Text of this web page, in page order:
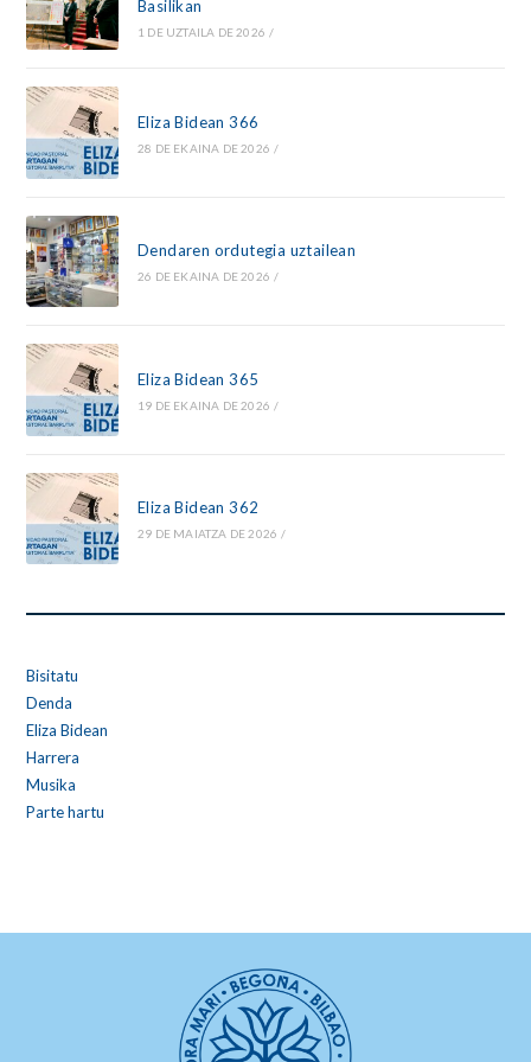
Basilikan
1 DE UZTAILA DE 2026 /
Eliza Bidean 366
28 DE EKAINA DE 2026 /
Dendaren ordutegia uztailean
26 DE EKAINA DE 2026 /
Eliza Bidean 365
19 DE EKAINA DE 2026 /
Eliza Bidean 362
29 DE MAIATZA DE 2026 /
Bisitatu
Denda
Eliza Bidean
Harrera
Musika
Parte hartu